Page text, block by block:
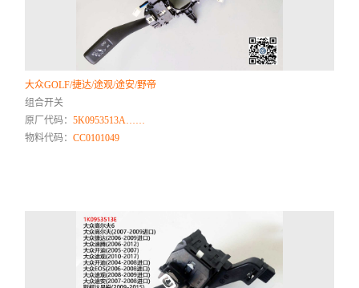
大众GOLF/捷达/途观/途安/野帝
组合开关
原厂代码：5K0953513A……
物料代码：CC0101049